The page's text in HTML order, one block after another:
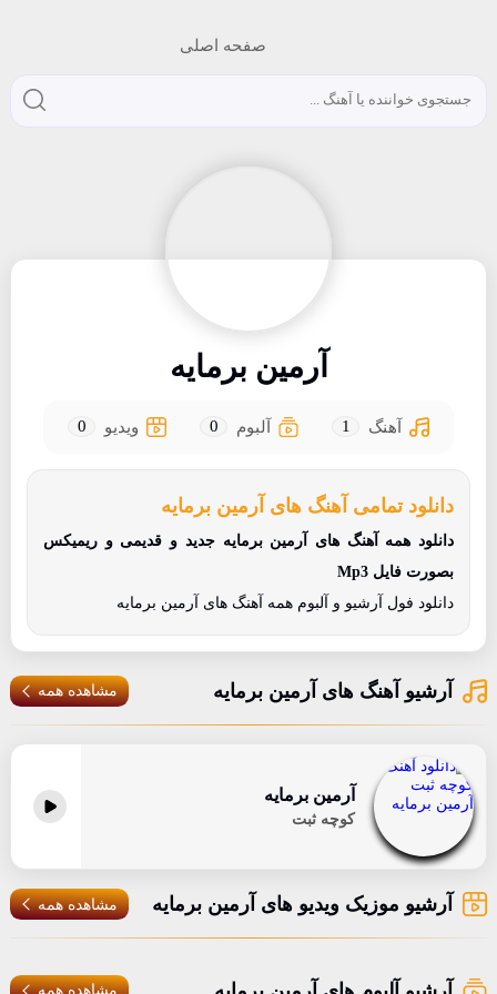
صفحه اصلی
آرمین برمایه
آهنگ 1 آلبوم 0 ویدیو 0
دانلود تمامی آهنگ های آرمین برمایه
دانلود همه آهنگ های آرمین برمایه جدید و قدیمی و ریمیکس
بصورت فایل Mp3
دانلود فول آرشیو و آلبوم همه آهنگ های آرمین برمایه
آرشیو آهنگ های آرمین برمایه مشاهده همه
آرمین برمایه
کوچه ثبت
آرشیو موزیک ویدیو های آرمین برمایه مشاهده همه
مشاهده همه